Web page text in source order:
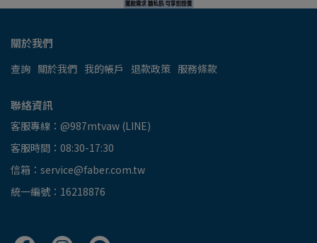
關於我們
查詢 關於我們 我的帳戶 退款政策 服務條款
聯絡資訊
客服專線：@987mtvaw (LINE)
客服時間：08:30-17:30
信箱：service@faber.com.tw
統一編號：16218876